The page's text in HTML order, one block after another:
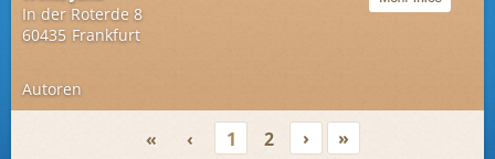
In der Roterde 8
60435 Frankfurt
Autoren
« ‹ 1 2 › »